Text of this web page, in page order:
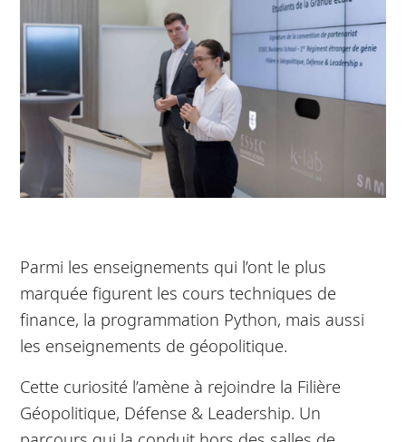
Parmi les enseignements qui l’ont le plus
marquée figurent les cours techniques de
finance, la programmation Python, mais aussi
les enseignements de géopolitique.
Cette curiosité l’amène à rejoindre la Filière
Géopolitique, Défense & Leadership. Un